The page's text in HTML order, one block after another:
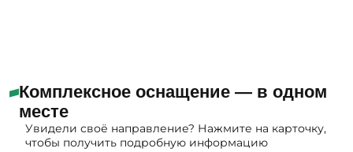
Комплексное оснащение — в одном
месте
Увидели своё направление? Нажмите на карточку,
чтобы получить подробную информацию